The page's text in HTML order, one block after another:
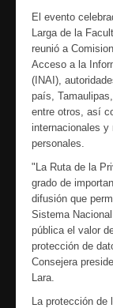
El evento
Larga de la
reunió a
Acceso a la
(INAI),
país,
entre otros, así
internacionales y
personales.
"La Ruta de la
grado de
difusión que
Sistema
pública el valor
protección de
Consejera
Lara.
La protección de